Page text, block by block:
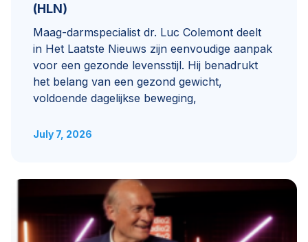
(HLN)
Maag-darmspecialist dr. Luc Colemont deelt
in Het Laatste Nieuws zijn eenvoudige aanpak
voor een gezonde levensstijl. Hij benadrukt
het belang van een gezond gewicht,
voldoende dagelijkse beweging,
July 7, 2026